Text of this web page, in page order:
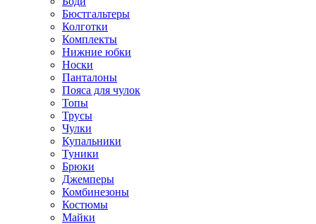
Бюстгальтеры
Колготки
Комплекты
Нижние юбки
Носки
Панталоны
Поясa для чулок
Топы
Трусы
Чулки
Купальники
Туники
Брюки
Джемперы
Комбинезоны
Костюмы
Майки